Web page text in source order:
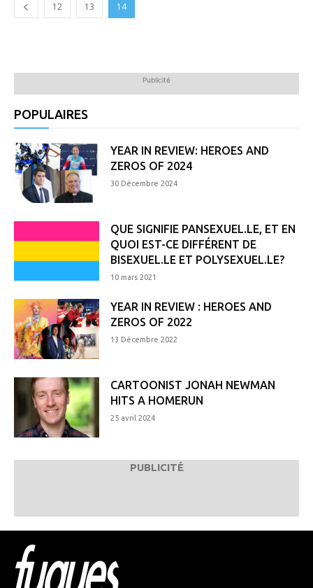
12 13 14
Publicité
POPULAIRES
YEAR IN REVIEW: HEROES AND
ZEROS OF 2024
30 Décembre 2024
QUE SIGNIFIE PANSEXUEL.LE, ET EN
QUOI EST-CE DIFFÉRENT DE
BISEXUEL.LE ET POLYSEXUEL.LE?
10 mars 2021
YEAR IN REVIEW : HEROES AND
ZEROS OF 2022
13 Décembre 2022
CARTOONIST JONAH NEWMAN
HITS A HOMERUN
25 avril 2024
PUBLICITÉ